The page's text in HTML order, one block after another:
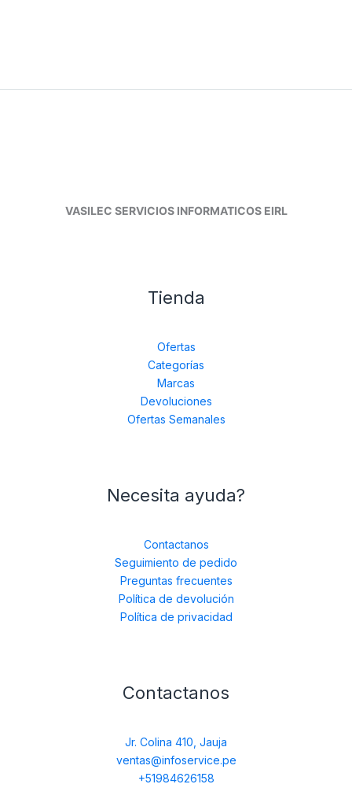
VASILEC SERVICIOS INFORMATICOS EIRL
Tienda
Ofertas
Categorías
Marcas
Devoluciones
Ofertas Semanales
Necesita ayuda?
Contactanos
Seguimiento de pedido
Preguntas frecuentes
Política de devolución
Política de privacidad
Contactanos
Jr. Colina 410, Jauja
ventas@infoservice.pe
+51984626158